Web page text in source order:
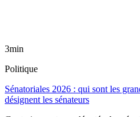
3min
Politique
Sénatoriales 2026 : qui sont les
désignent les sénateurs